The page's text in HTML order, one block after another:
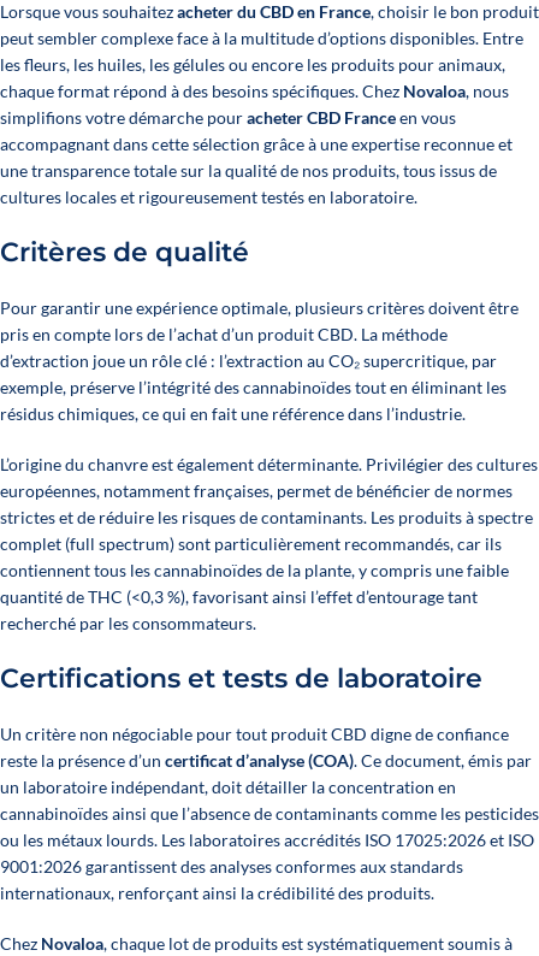
Lorsque vous souhaitezacheter du CBD en France, choisir le bon produit
peut sembler complexe face à la multitude d’options disponibles. Entre
les fleurs, les huiles, les gélules ou encore les produits pour animaux,
chaque format répond à des besoins spécifiques. Chez Novaloa, nous
simplifions votre démarche pouracheter CBD Franceen vous
accompagnant dans cette sélection grâce à une expertise reconnue et
une transparence totale sur la qualité de nos produits, tous issus de
cultures locales et rigoureusement testés en laboratoire.
Critères de qualité
Pour garantir une expérience optimale, plusieurs critères doivent être
pris en compte lors de l’achat d’un produit CBD. La méthode
d’extraction joue un rôle clé : l’extraction au CO₂ supercritique, par
exemple, préserve l’intégrité des cannabinoïdes tout en éliminant les
résidus chimiques, ce qui en fait une référence dans l’industrie.
L’origine du chanvre est également déterminante. Privilégier des cultures
européennes, notamment françaises, permet de bénéficier de normes
strictes et de réduire les risques de contaminants. Les produits à spectre
complet (full spectrum) sont particulièrement recommandés, car ils
contiennent tous les cannabinoïdes de la plante, y compris une faible
quantité de THC (<0,3 %), favorisant ainsi l’effet d’entourage tant
recherché par les consommateurs.
Certifications et tests de laboratoire
Un critère non négociable pour tout produit CBD digne de confiance
reste la présence d’un certificat d’analyse (COA). Ce document, émis par
un laboratoire indépendant, doit détailler la concentration en
cannabinoïdes ainsi que l’absence de contaminants comme les pesticides
ou les métaux lourds. Les laboratoires accrédités ISO 17025:2026 et ISO
9001:2026 garantissent des analyses conformes aux standards
internationaux, renforçant ainsi la crédibilité des produits.
Chez Novaloa, chaque lot de produits est systématiquement soumis à